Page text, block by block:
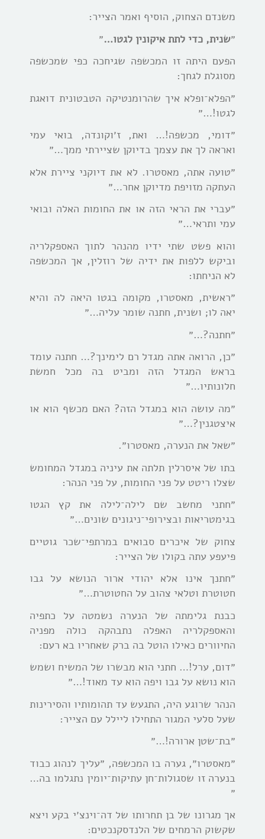
משנדם הצחוק, הוסיף ואמר הצייר:
״שנית, כדי לתת איקונין לגטו…״
הפעם היתה זו המכשפה שגיחכה כפי שמכשפה
מסוגלת לגחך:
״הפלא־ופלא איך שהרומנטיקה הטבטונית דואגת
לגטו!…״
״דומי, מכשפה!… ואת, ז׳וקונדה, בואי עמי
ואראה לך את עצמך בדיוקן שציירתי ממך…״
״טועה אתה, מאסטרו. לא את דיוקני ציירת אלא
העתקה מזויפת מדיוקן אחר…״
״עברי את הראי הזה או את החומות האלה ובואי
עמי ותראי…״
והוא פשט שתי ידיו מהנהר לתוך האספקלריה
וביקש ללפות את ידיה של רוזלין, אך המכשפה
לא הניחתו:
״ראשית, מאסטרו, מקומה בגטו היאה לה והיא
יאה לו; ושנית, חתנה שומר עליה…״
״חתנה?…״
״כן, הרואה אתה מגדל רם לימינך?… חתנה עומד
בראש המגדל הזה ומביט בה מכל חמשת
חלונותיו…״
״מה עושה הוא במגדל הזה? האם מכשף הוא או
איצטגנין?…״
״שאל את הנערה, מאסטרו״.
בתו של איסרלין תלתה את עיניה במגדל המחומש
שצלו ריטט על פני החומות, על פני הנהר:
״חתני מחשב שם לילה־לילה את קץ הגטו
בגימטריאות ובצירופי־ניגונים שונים…״
צחוק של איכרים סבואים במרתפי־שכר גוטיים
פיעפע עתה בקולו של הצייר:
״חתנך אינו אלא יהודי ארור הנושא על גבו
חטוטרת וטלאי צהוב על החטוטרת…״
כבנת גלימתה של הנערה נשמטה על כתפיה
והאספקלריה האפלה נתבהקה כולה מפניה
החיוורים כאילו הוטל בה ברק שאחריו בא רעם:
״דום, ערל!… חתני הוא מבשרו של המשיח ושמש
הוא נושא על גבו ויפה הוא עד מאוד!…״
הנהר שרוגע היה, התגעש עד תהומותיו והסירינות
שעל סלעי המגור התחילו ליילל עם הצייר:
״בת־שטן ארורה!…״
״מאסטרו״, גערה בו המכשפה, ״עליך לנהוג כבוד
בנערה זו שסגולות־חן עתיקות־יומין נתגלמו בה…
״
אך מגרונו של בן תחרותו של דה־וינצ׳י בקע ויצא
שקשוק הרמחים של הלנדסקנכטים: